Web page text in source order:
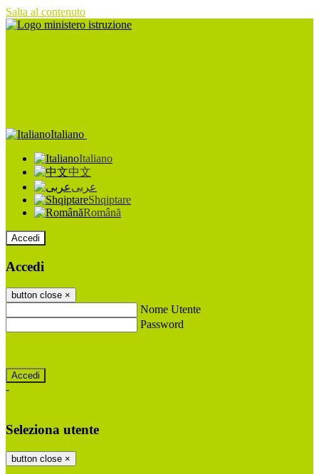
Salta al contenuto
Italiano
Italiano
中文
عربى
Shqiptare
Română
Accedi
Accedi
button close ×
Nome Utente
Password
-
Seleziona utente
button close ×